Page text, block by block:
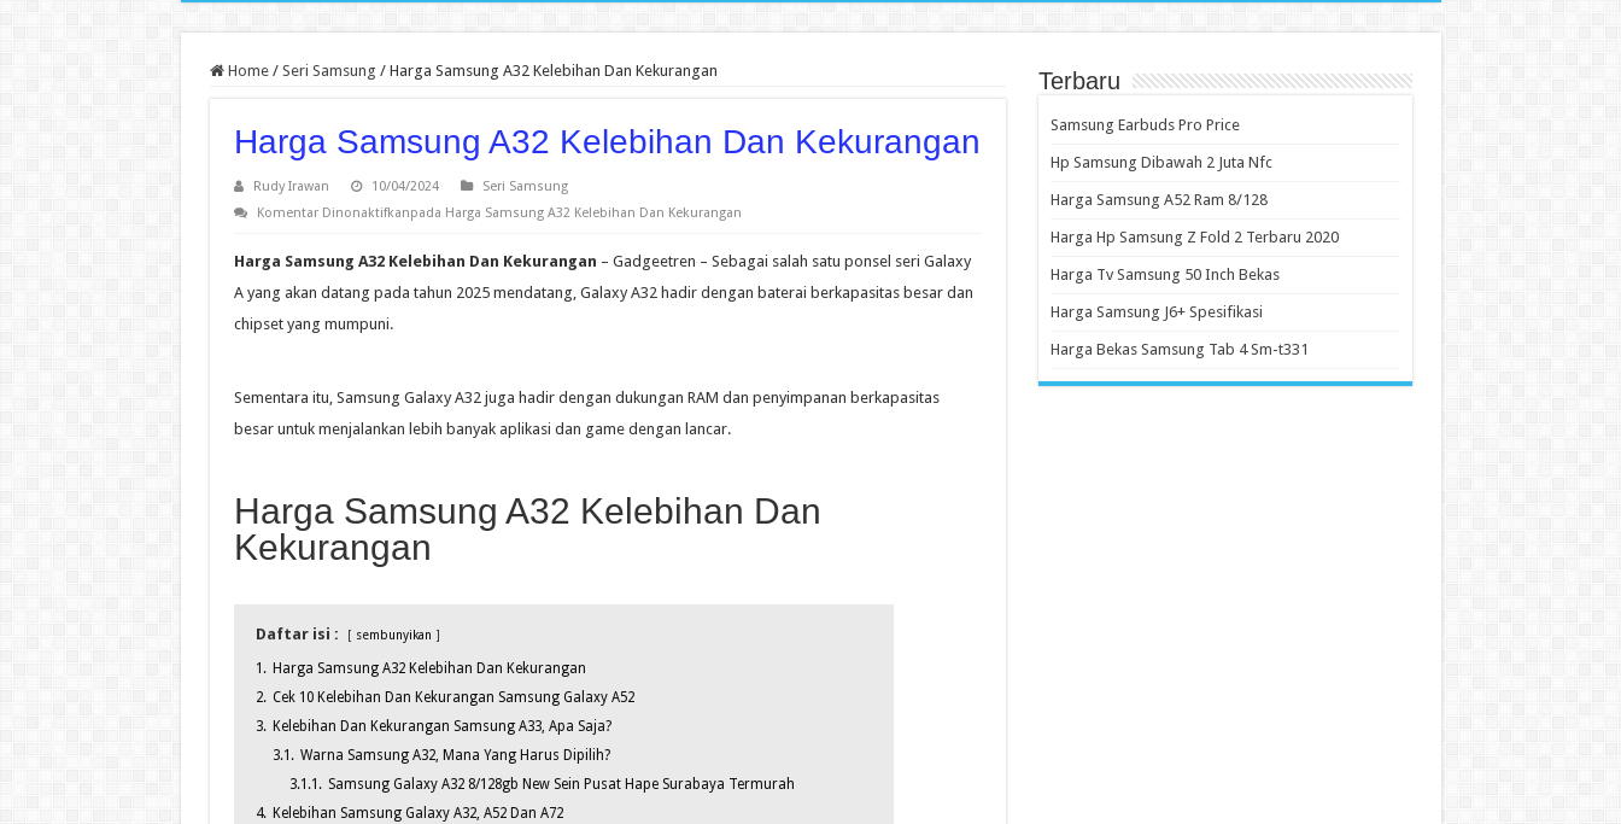
Home / Seri Samsung / Harga Samsung A32 Kelebihan Dan Kekurangan
Harga Samsung A32 Kelebihan Dan Kekurangan
Rudy Irawan 10/04/2024
Seri Samsung
Komentar Dinonaktifkanpada Harga Samsung A32 Kelebihan Dan Kekurangan
Harga Samsung A32 Kelebihan Dan Kekurangan – Gadgeetren – Sebagai salah satu ponsel seri Galaxy
A yang akan datang pada tahun 2025 mendatang, Galaxy A32 hadir dengan baterai berkapasitas besar dan
chipset yang mumpuni.
Sementara itu, Samsung Galaxy A32 juga hadir dengan dukungan RAM dan penyimpanan berkapasitas
besar untuk menjalankan lebih banyak aplikasi dan game dengan lancar.
Harga Samsung A32 Kelebihan Dan
Kekurangan
Daftar isi : sembunyikan
1. Harga Samsung A32 Kelebihan Dan Kekurangan
2. Cek 10 Kelebihan Dan Kekurangan Samsung Galaxy A52
3. Kelebihan Dan Kekurangan Samsung A33, Apa Saja?
3.1. Warna Samsung A32, Mana Yang Harus Dipilih?
3.1.1. Samsung Galaxy A32 8/128gb New Sein Pusat Hape Surabaya Termurah
4. Kelebihan Samsung Galaxy A32, A52 Dan A72
Terbaru
Samsung Earbuds Pro Price
Hp Samsung Dibawah 2 Juta Nfc
Harga Samsung A52 Ram 8/128
Harga Hp Samsung Z Fold 2 Terbaru 2020
Harga Tv Samsung 50 Inch Bekas
Harga Samsung J6+ Spesifikasi
Harga Bekas Samsung Tab 4 Sm-t331